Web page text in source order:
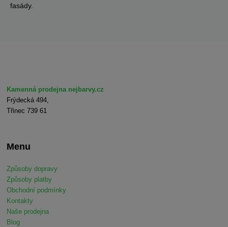
fasády.
Kamenná prodejna nejbarvy.cz
Frýdecká 494,
Třinec 739 61
Menu
Způsoby dopravy
Způsoby platby
Obchodní podmínky
Kontakty
Naše prodejna
Blog